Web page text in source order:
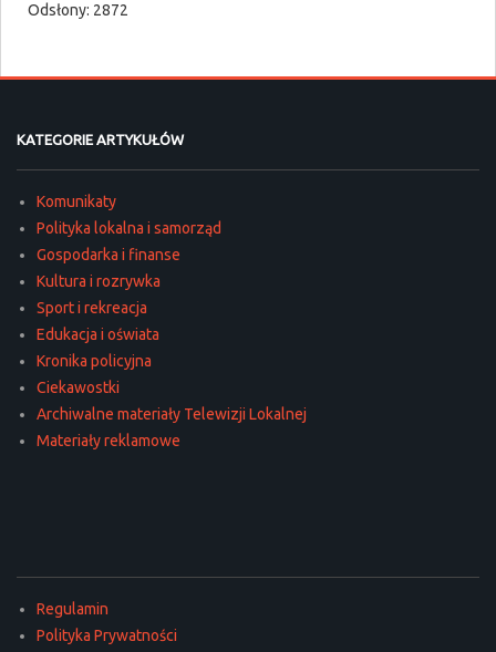
Odsłony: 2872
KATEGORIE ARTYKUŁÓW
Komunikaty
Polityka lokalna i samorząd
Gospodarka i finanse
Kultura i rozrywka
Sport i rekreacja
Edukacja i oświata
Kronika policyjna
Ciekawostki
Archiwalne materiały Telewizji Lokalnej
Materiały reklamowe
Regulamin
Polityka Prywatności